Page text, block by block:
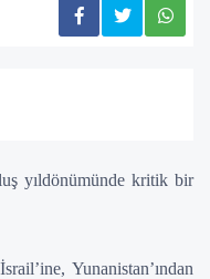
yıldönümünde kritik bir
Yunanistan’ından